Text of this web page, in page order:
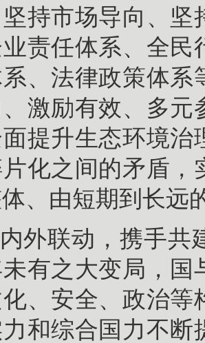
持市场导向、坚
责任体系、全
、法律政策体系
激励有效、多元
提升生态环境
化之间的矛盾
、由短期到长远
外联动，携手共
有之大变局，国
、安全、政治等
和综合国力不断